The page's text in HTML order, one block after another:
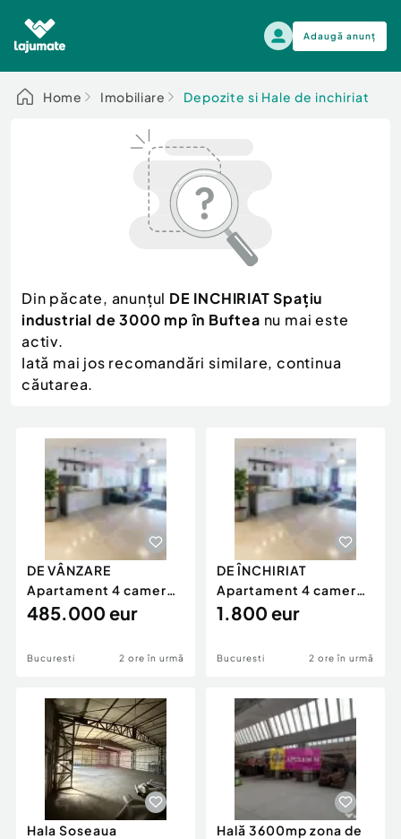
Adaugă anunț
Alege categoria
Auto, moto si ambarcatiuni
Electronice si electrocasnice
Mama si copilul
Moda si frumusete
Sport, timp liber, arta
Agro si Industrie
Animale de companie
Afaceri și echipamente profesionale
Inchiriere Bunuri si Vehicule
Auto, moto si ambarcatiuni
Scutere - ATV - UTV
Autoutilitare
Ambarcatiuni
Camioane - Rulote - Remorci
Motociclete
Piese auto si accesorii
Dacia Duster
Home Imobiliare Depozite si Hale de inchiriat
Din păcate, anunțul DE INCHIRIAT Spațiu
industrial de 3000 mp în Buftea nu mai este
activ.
Iată mai jos recomandări similare, continua
căutarea.
DE VÂNZARE
Apartament 4 camere |
Petrom City | Vedere
485.000 eur
Bucuresti 2 ore în urmă
DE ÎNCHIRIAT
Apartament 4 camere |
Petrom City | Vedere
1.800 eur
Bucuresti 2 ore în urmă
Hala Soseaua
Hală 3600mp zona de